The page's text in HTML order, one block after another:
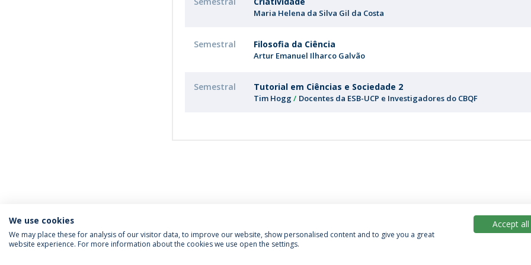
Maria Helena da Silva Gil da Costa
Semestral Filosofia da Ciência
Artur Emanuel Ilharco Galvão
Semestral Tutorial em Ciências e Sociedade 2
Tim Hogg Docentes da ESB-UCP e Investigadores do CBQF
We use cookies
We may place these for analysis of our visitor data, to improve our website, show personalised content and to give you a great
website experience. For more information about the cookies we use open the settings.
Accept all